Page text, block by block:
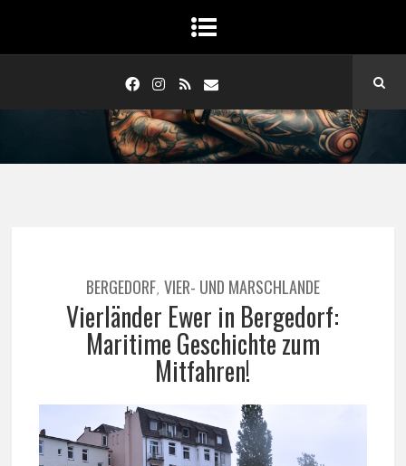
BERGEDORF, VIER- UND MARSCHLANDE
Vierländer Ewer in Bergedorf:
Maritime Geschichte zum
Mitfahren!